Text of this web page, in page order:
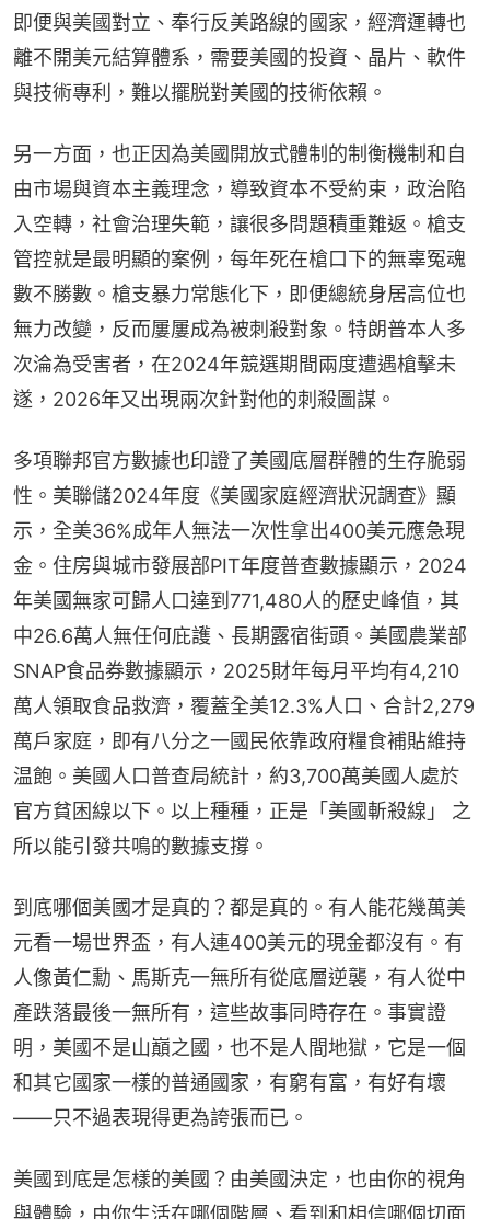
即便與美國對立、奉行反美路線的國家，經濟運轉也
離不開美元結算體系，需要美國的投資、晶片、軟件
與技術專利，難以擺脱對美國的技術依賴。
另一方面，也正因為美國開放式體制的制衡機制和自
由市場與資本主義理念，導致資本不受約束，政治陷
入空轉，社會治理失範，讓很多問題積重難返。槍支
管控就是最明顯的案例，每年死在槍口下的無辜冤魂
數不勝數。槍支暴力常態化下，即便總統身居高位也
無力改變，反而屢屢成為被刺殺對象。特朗普本人多
次淪為受害者，在2024年競選期間兩度遭遇槍擊未
遂，2026年又出現兩次針對他的刺殺圖謀。
多項聯邦官方數據也印證了美國底層群體的生存脆弱
性。美聯儲2024年度《美國家庭經濟狀況調查》顯
示，全美36%成年人無法一次性拿出400美元應急現
金。住房與城市發展部PIT年度普查數據顯示，2024
年美國無家可歸人口達到771,480人的歷史峰值，其
中26.6萬人無任何庇護、長期露宿街頭。美國農業部
SNAP食品券數據顯示，2025財年每月平均有4,210
萬人領取食品救濟，覆蓋全美12.3%人口、合計2,279
萬戶家庭，即有八分之一國民依靠政府糧食補貼維持
温飽。美國人口普查局統計，約3,700萬美國人處於
官方貧困線以下。以上種種，正是「美國斬殺線」 之
所以能引發共鳴的數據支撐。
到底哪個美國才是真的？都是真的。有人能花幾萬美
元看一場世界盃，有人連400美元的現金都沒有。有
人像黃仁勳、馬斯克一無所有從底層逆襲，有人從中
產跌落最後一無所有，這些故事同時存在。事實證
明，美國不是山巔之國，也不是人間地獄，它是一個
和其它國家一樣的普通國家，有窮有富，有好有壞
——只不過表現得更為誇張而已。
美國到底是怎樣的美國？由美國決定，也由你的視角
與體驗，由你生活在哪個階層、看到和相信哪個切面